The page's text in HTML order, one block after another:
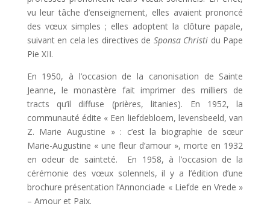
vu leur tâche d’enseignement, elles avaient prononcé
des vœux simples ; elles adoptent la clôture papale,
suivant en cela les directives de Sponsa Christi du Pape
Pie XII.
En 1950, à l’occasion de la canonisation de Sainte
Jeanne, le monastère fait imprimer des milliers de
tracts qu’il diffuse (prières, litanies). En 1952, la
communauté édite « Een liefdebloem, levensbeeld, van
Z. Marie Augustine » : c’est la biographie de sœur
Marie-Augustine « une fleur d’amour », morte en 1932
en odeur de sainteté. En 1958, à l’occasion de la
cérémonie des vœux solennels, il y a l’édition d’une
brochure présentation l’Annonciade « Liefde en Vrede »
– Amour et Paix.